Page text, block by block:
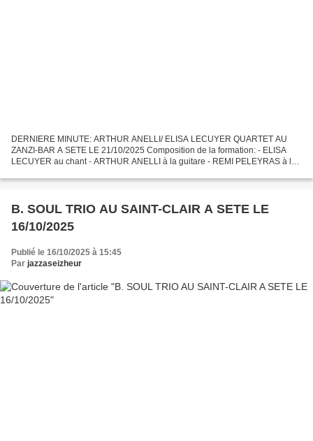
DERNIERE MINUTE: ARTHUR ANELLI/ ELISA LECUYER QUARTET AU
ZANZI-BAR A SETE LE 21/10/2025 Composition de la formation: - ELISA
LECUYER au chant - ARTHUR ANELLI à la guitare - REMI PELEYRAS à la
B. SOUL TRIO AU SAINT-CLAIR A SETE LE
16/10/2025
Publié le 16/10/2025 à 15:45
Par jazzaseizheur